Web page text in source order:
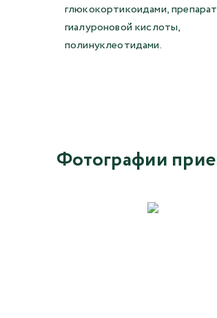
глюкокортикоидами,
гиалуроновой кислоты,
полинуклеотидами.
Фотографии